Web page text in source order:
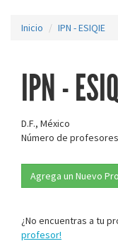
Inicio IPN - ESIQIE
IPN -
D.F., México
Número de
Agrega un Nuevo
¿No encuentras a tu
profesor!